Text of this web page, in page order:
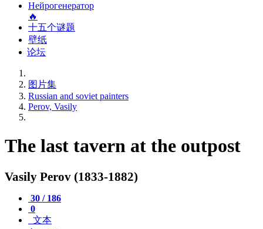
Нейрогенератор
🔥
十五个谜题
壁纸
论坛
图片集
Russian and soviet painters
Perov, Vasily
The last tavern at the outpost
Vasily Perov (1833-1882)
30 / 186
0
文本